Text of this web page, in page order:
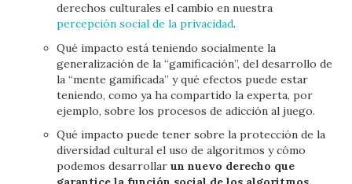
derechos culturales el cambio en nuestra
percepción social de la privacidad.
Qué impacto está teniendo socialmente la
generalización de la “gamificación”, del desarrollo de
la “mente gamificada” y qué efectos puede estar
teniendo, como ya ha compartido la experta, por
ejemplo, sobre los procesos de adicción al juego.
Qué impacto puede tener sobre la protección de la
diversidad cultural el uso de algoritmos y cómo
podemos desarrollarun nuevo derecho que